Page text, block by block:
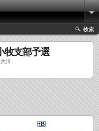
検索
牧支部予選
川